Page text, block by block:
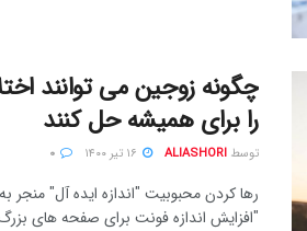
چگونه زوجین می توانند
را برای همیشه حل کنند
توسط ALIASHORI
رها کردن محبوبیت "اندازه ایده آل" منجر
"افزایش اندازه فونت برای صفحه های